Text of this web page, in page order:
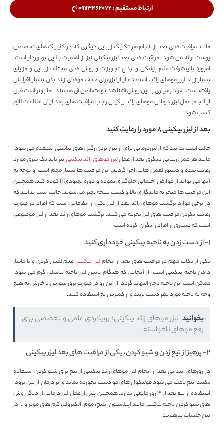
ارتباط مستقیم : 09113462072
مانند مراقبت‌ های بعد از انجام هر تکنیک زیبایی دیگری که در کلینیک‌ های تخصصی
پوست ارائه می‌ شود، مراقبت های بعد لیزر بیکینی نیز از اهمیت بالایی برخوردار است.
امروزه با پیشرفت علم پزشکی و ابداع تجهیزات و روش‌ های مختلف زیبایی و مزایای
بسیار زیاد لیزر موهای زائد، استفاده از از لیزر برای حذف موهای زائد بدن بسیار افزایش
یافته است. افراد بسیاری با این روش آشنا شده و متقاضی آن هستند. اما بهتر است قبل
از انجام عمل لیزر درمانی موهای زائد بیکینی راجب مراقبت‌ های بعد از آن اطلاعات لازم
کسب شود.
بعد از لیزر بیکینی ۸ مورد را رعایت کنید
جالب است بدانید که از لیزردرمانی برای از بین بردن زگیل های تناسلی استفده می شود.
مانند هر عمل زیبایی دیگری بعد از عمللیزر موهای زائد بیکینینیز باید یک سری موارد
رعایت شده و دستورالعمل‌ هایی اجرا گردند. این مراقبت‌ ها بسیار مهم است. و توجه به
آنها می‌ تواند از عوارض احتمالی جلوگیری نموده و دوره بهبودی را کوتاه کند. همچنین
این مراقبت‌ ها منجر به ماندگاری بالا و کسب نتیجه بهتر می‌ شوند. جالب است بدانید که
در برخی موارد برگشت موهای زائد بعد از لیزر یکی از اتفاقاتی است که افراد در صورت
رعایت نکردن مراقبت های لیزر تجربه می کنند. برگشت موهای زائد بعد از لیزر موضوعی
است که بسیاری از افراد را نگران کرده است.
۱- از دست زدن به ناحیه بیکینی خودداری کنید
یکی از نکات مهم در مراقبت های بعد از انجاملیزر بیکینیعدم لمس کردن و یا ماساژ
دادن ناحیه بیکینی است. از آنجایی که هنگام تابش لیزر ناحیه تناسلی گرم می‌ شود،
ممکن است این ناحیه دچار التهاب گردد. از این رو در صورت بروز سوزش یا خارش به هیچ
وجه به ناحیه مورد نظر دست نزنید و از کمپرس یخ استفاده کنید.
بخوانید لیزر موهای زائد بیکینی؛ رویکردی علمی و تخصصی برای
رفع موهای ناخواسته
۲- پرهیز از تیغ زدن و شیو کردن، یکی از مراقبت های بعد لیزر بیکینی
در روزهای ابتدایی بعد از انجام لیزر موهای زائد بیکینی از تیغ برای شیو کردن استفاده
نکنید. تیغ باعث می‌ شود فولیکول‌ های مو دست نخورده بماند و اثر درمان از بین برود.
استفاده از تیغ بعد از ۳ روز مانعی ندارد. همچنین پس از عمل لیزر درمانی از دیگر روش‌
های شیو کردن ناحیه بیکینی مانند اپیلاسیون، بلیچ، موم، الکترولیز، کرم‌ های موبر و … در
بین جلسات بپرهیزید.